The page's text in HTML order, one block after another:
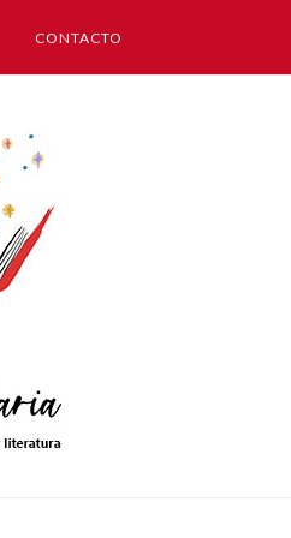
CONTACTO